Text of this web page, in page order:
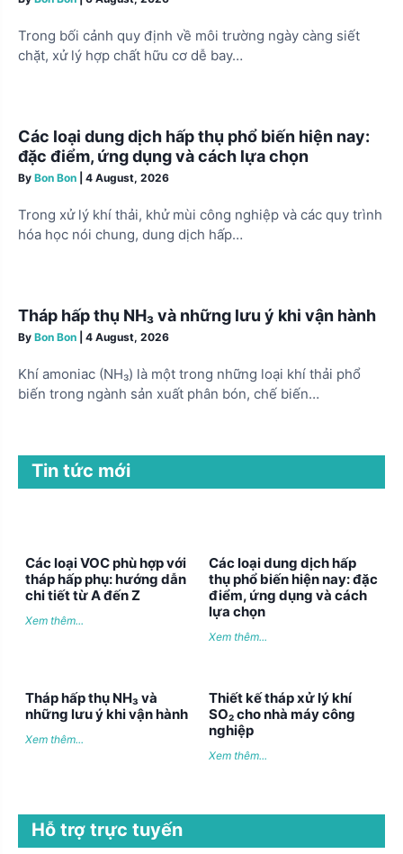
o
Trong bối cảnh quy định về môi trường ngày càng siết
chặt, xử lý hợp chất hữu cơ dễ bay…
Các loại dung dịch hấp thụ phổ biến hiện nay:
đặc điểm, ứng dụng và cách lựa chọn
By Bon Bon 4 August, 2026
Trong xử lý khí thải, khử mùi công nghiệp và các quy trình
hóa học nói chung, dung dịch hấp…
Tháp hấp thụ NH₃ và những lưu ý khi vận hành
By Bon Bon 4 August, 2026
Khí amoniac (NH₃) là một trong những loại khí thải phổ
biến trong ngành sản xuất phân bón, chế biến…
Tin tức mới
Các loại VOC phù hợp với
tháp hấp phụ: hướng dẫn
chi tiết từ A đến Z
Xem thêm...
Các loại dung dịch hấp
thụ phổ biến hiện nay: đặc
điểm, ứng dụng và cách
lựa chọn
Xem thêm...
Tháp hấp thụ NH₃ và
những lưu ý khi vận hành
Xem thêm...
Thiết kế tháp xử lý khí
SO₂ cho nhà máy công
nghiệp
Xem thêm...
Hỗ trợ trực tuyến